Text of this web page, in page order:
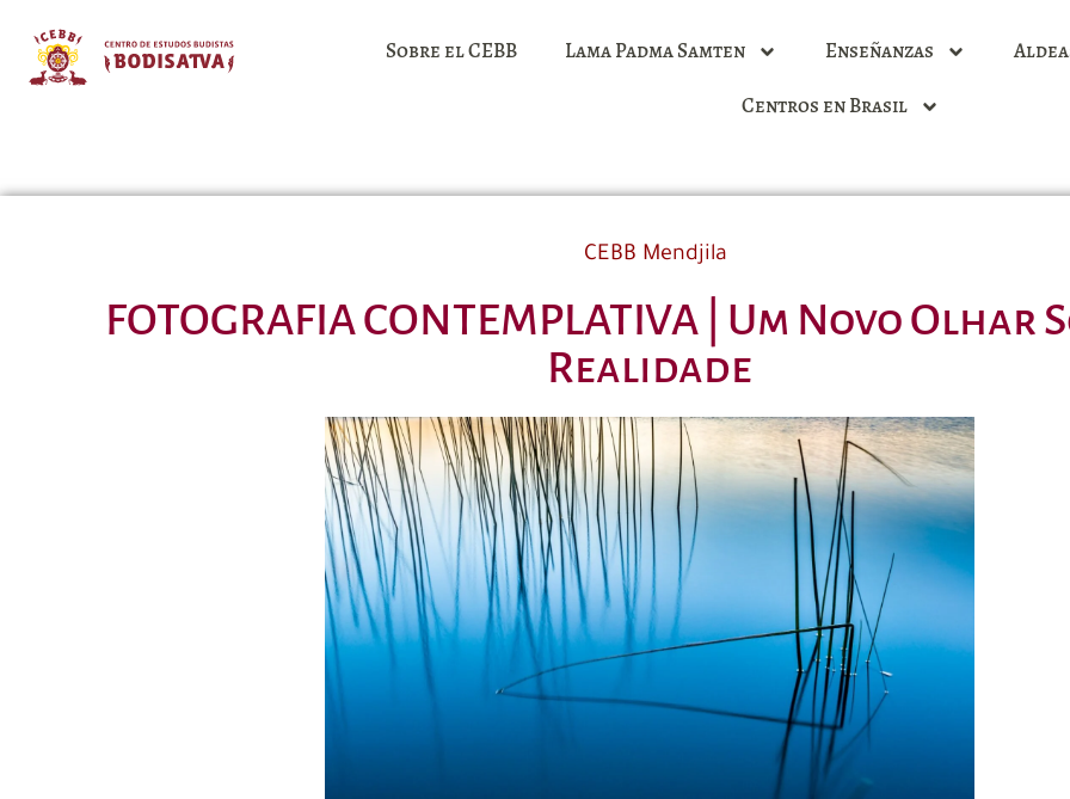
Sobre el CEBB Lama Padma Samten Enseñanzas
Centros en Brasil
CEBB Mendjila
FOTOGRAFIA CONTEMPLATIVA | Um Novo Olhar
Realidade